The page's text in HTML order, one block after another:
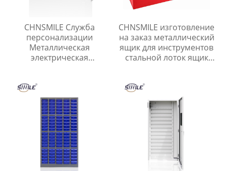
CHNSMILE Служба
персонализации
Металлическая
электрическая
CHNSMILE изготовление
на заказ металлический
ящик для инструментов
стальной лоток ящик
хранения инструментов